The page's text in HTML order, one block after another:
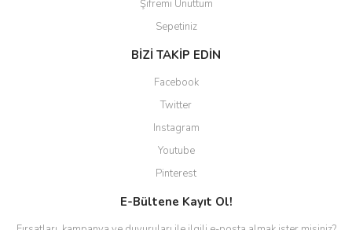
Şifremi Unuttum
Sepetiniz
BİZİ TAKİP EDİN
Facebook
Twitter
Instagram
Youtube
Pinterest
E-Bültene Kayıt Ol!